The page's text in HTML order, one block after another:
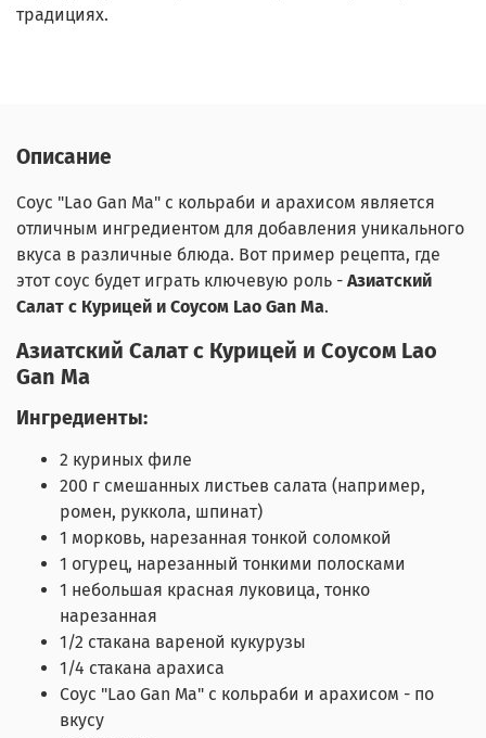
традициях.
Описание
Соус "Lao Gan Ma" с кольраби и арахисом является
отличным ингредиентом для добавления уникального
вкуса в различные блюда. Вот пример рецепта, где
этот соус будет играть ключевую роль - Азиатский
Салат с Курицей и Соусом Lao Gan Ma.
Азиатский Салат с Курицей и Соусом Lao
Gan Ma
Ингредиенты:
2 куриных филе
200 г смешанных листьев салата (например,
ромен, руккола, шпинат)
1 морковь, нарезанная тонкой соломкой
1 огурец, нарезанный тонкими полосками
1 небольшая красная луковица, тонко
нарезанная
1/2 стакана вареной кукурузы
1/4 стакана арахиса
Соус "Lao Gan Ma" с кольраби и арахисом - по
вкусу